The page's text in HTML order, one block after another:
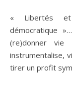
« Libertés et
démocratique
(re)donner
instrumentalise,
tirer un profit